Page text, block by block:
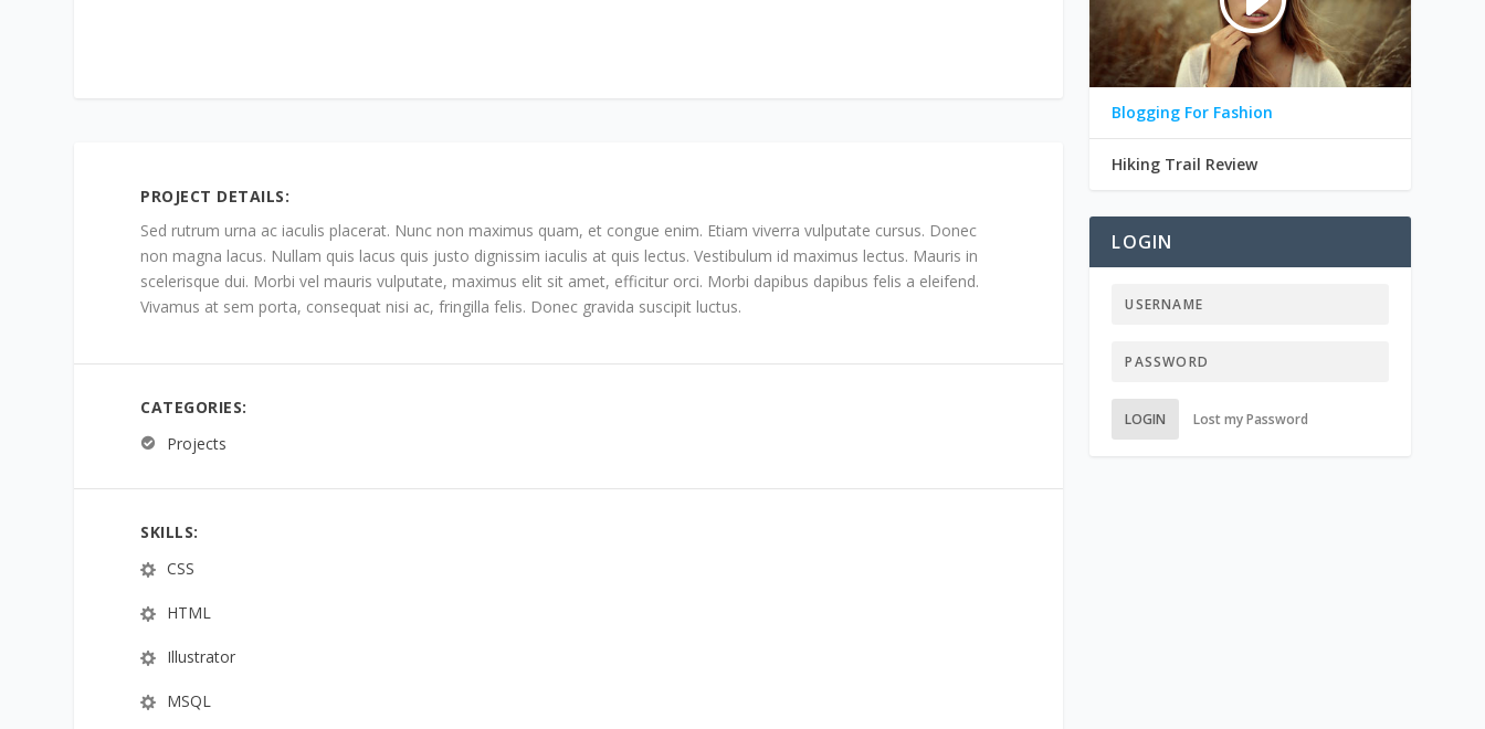
PROJECT DETAILS:
Sed rutrum urna ac iaculis placerat. Nunc non maximus quam, et congue enim. Etiam viverra vulputate cursus. Donec
non magna lacus. Nullam quis lacus quis justo dignissim iaculis at quis lectus. Vestibulum id maximus lectus. Mauris in
scelerisque dui. Morbi vel mauris vulputate, maximus elit sit amet, efficitur orci. Morbi dapibus dapibus felis a eleifend.
Vivamus at sem porta, consequat nisi ac, fringilla felis. Donec gravida suscipit luctus.
CATEGORIES:
Projects
SKILLS:
CSS
HTML
Illustrator
MSQL
Blogging For Fashion
Hiking Trail Review
LOGIN
LOGIN Lost my Password